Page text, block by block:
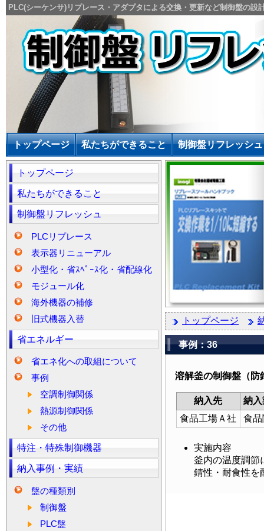
PLC(シーケンサ)リプレース・アダプタによる交換・更新など制御盤の
トップページ 私たちができること 制御盤リフレッシュ
トップページ
私たちができること
制御盤リフレッシュ
PLCリプレース
表示器リニューアル
小型化・省ｽﾍﾟｰｽ化・省配線化
モジュール化
海外機器の補修
旧式機器入替
省エネルギー
省エネ化への取組について
事例
空調制御関係
熱源制御関係
その他
特注・特殊制御機器
納入事例・実績
盤の種類別
制御盤
PLC盤
トップページ
事例：36
溶解釜の制御盤（防
納入先
納入
食品工場Ａ社
食品
実施内容
釜内の温度調節
錆性・耐食性を